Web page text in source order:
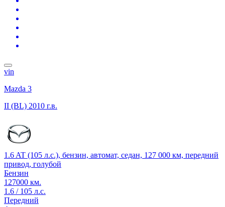
vin
Mazda 3
II (BL) 2010 г.в.
1.6 AT (105 л.с.), бензин, автомат, седан, 127 000 км, передний
привод, голубой
Бензин
127000 км.
1.6 / 105 л.с.
Передний